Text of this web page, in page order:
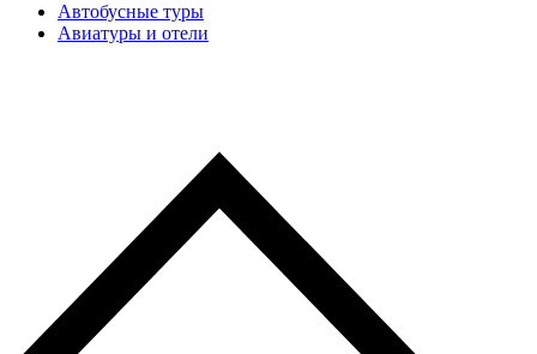
Автобусные туры
Авиатуры и отели